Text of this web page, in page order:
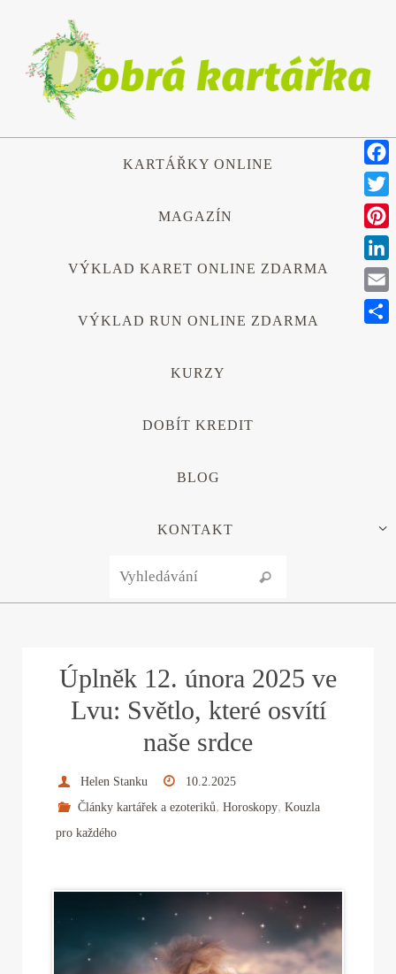
obsah
KARTÁŘKY ONLINE
MAGAZÍN
VÝKLAD KARET ONLINE ZDARMA
VÝKLAD RUN ONLINE ZDARMA
KURZY
DOBÍT KREDIT
BLOG
KONTAKT
Vyhledávání
Úplněk 12. února 2025 ve
Lvu: Světlo, které osvítí
naše srdce
Helen Stanku
10.2.2025
Články kartářek a ezoteriků, Horoskopy, Kouzla
pro každého